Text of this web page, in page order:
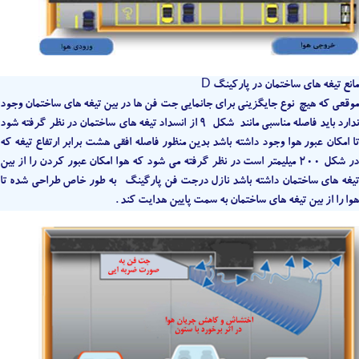
مانع تیغه های ساختمان در پارکینگ D
موقعی که هیچ نوع جایگزینی برای جانمایی جت فن ها در بین تیغه های ساختمان وجود
ندارد باید فاصله مناسبی مانند شکل 9 از انسداد تیغه های ساختمان در نظر گرفته شود
تا امکان عبور هوا وجود داشته باشد بدین منظور فاصله افقی هشت برابر ارتفاع تیغه که
در شکل 200 میلیمتر است در نظر گرفته می شود که هوا امکان عبور کردن را از بین
تیغه های ساختمان داشته باشد نازل درجت فن پارگینگ به طور خاص طراحی شده تا
هوا را از بین تیغه های ساختمان به سمت پایین هدایت کند .